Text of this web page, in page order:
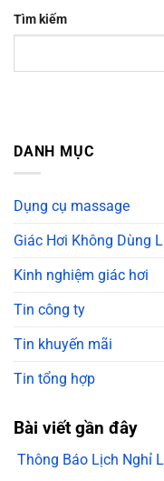
Tìm kiếm
DANH MỤC
Dụng cụ massage
Giác Hơi Không Dùng
Kinh nghiệm giác hơi
Tin công ty
Tin khuyến mãi
Tin tổng hợp
Bài viết gần đây
Thông Báo Lịch Nghỉ